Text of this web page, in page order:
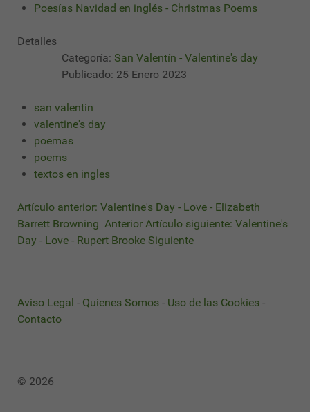
Poesías Navidad en inglés - Christmas Poems
Detalles
Categoría: San Valentín - Valentine's day
Publicado: 25 Enero 2023
san valentin
valentine's day
poemas
poems
textos en ingles
Artículo anterior: Valentine's Day - Love - Elizabeth
Barrett Browning Anterior Artículo siguiente: Valentine's
Day - Love - Rupert Brooke Siguiente
Aviso Legal - Quienes Somos - Uso de las Cookies -
Contacto
© 2026